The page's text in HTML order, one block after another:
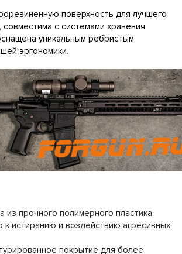
поверхность для лучшего
с системами хранения
уникальным ребристым
эргономики.
из прочного полимерного пластика,
к истиранию и воздействию агресивных
покрытие для более